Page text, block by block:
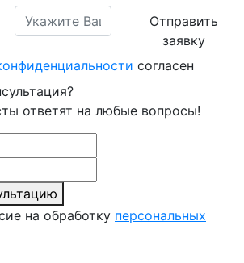
Отправить
заявку
согласен
ответят на любые вопросы!
на обработку персональных